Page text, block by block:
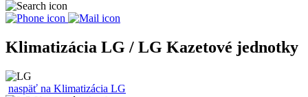
Klimatizácia LG / LG Kazetové jednotky
naspäť na Klimatizácia LG